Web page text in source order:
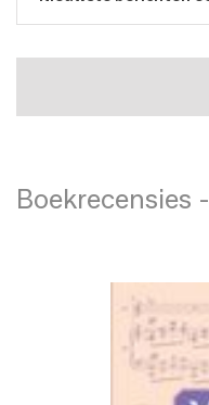
Boekrecensies -